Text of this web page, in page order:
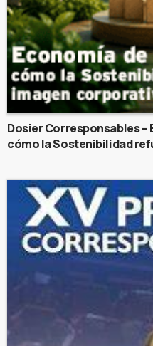
Dosier Corresponsables
cómo la Sostenibilidad